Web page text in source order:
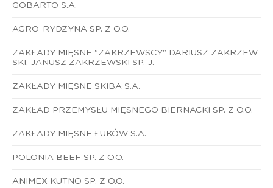
GOBARTO S.A.
AGRO-RYDZYNA SP. Z O.O.
ZAKŁADY MIĘSNE "ZAKRZEWSCY" DARIUSZ ZAKRZEW
SKI, JANUSZ ZAKRZEWSKI SP. J.
ZAKŁADY MIĘSNE SKIBA S.A.
ZAKŁAD PRZEMYSŁU MIĘSNEGO BIERNACKI SP. Z O.O.
ZAKŁADY MIĘSNE ŁUKÓW S.A.
POLONIA BEEF SP. Z O.O.
ANIMEX KUTNO SP. Z O.O.